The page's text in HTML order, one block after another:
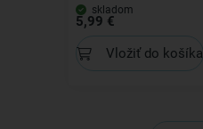
skladom
5,99 €
Vložiť do košíka